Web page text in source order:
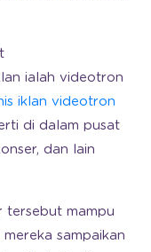
ialah videotron
iklan videotron
di dalam pusat
dan lain
tersebut mampu
sampaikan